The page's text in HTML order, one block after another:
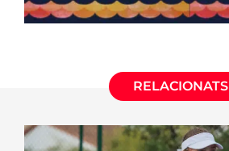
RELACIONATS